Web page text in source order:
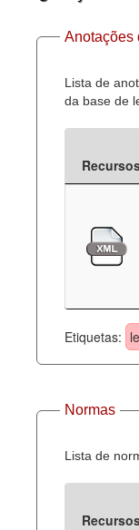
Lei de Acesso à
Dados
Planejamento
Deputados
Legislação
Perguntas
Contato
Anotações
Lista de
da base de
Etiquetas:
Normas
Lista de